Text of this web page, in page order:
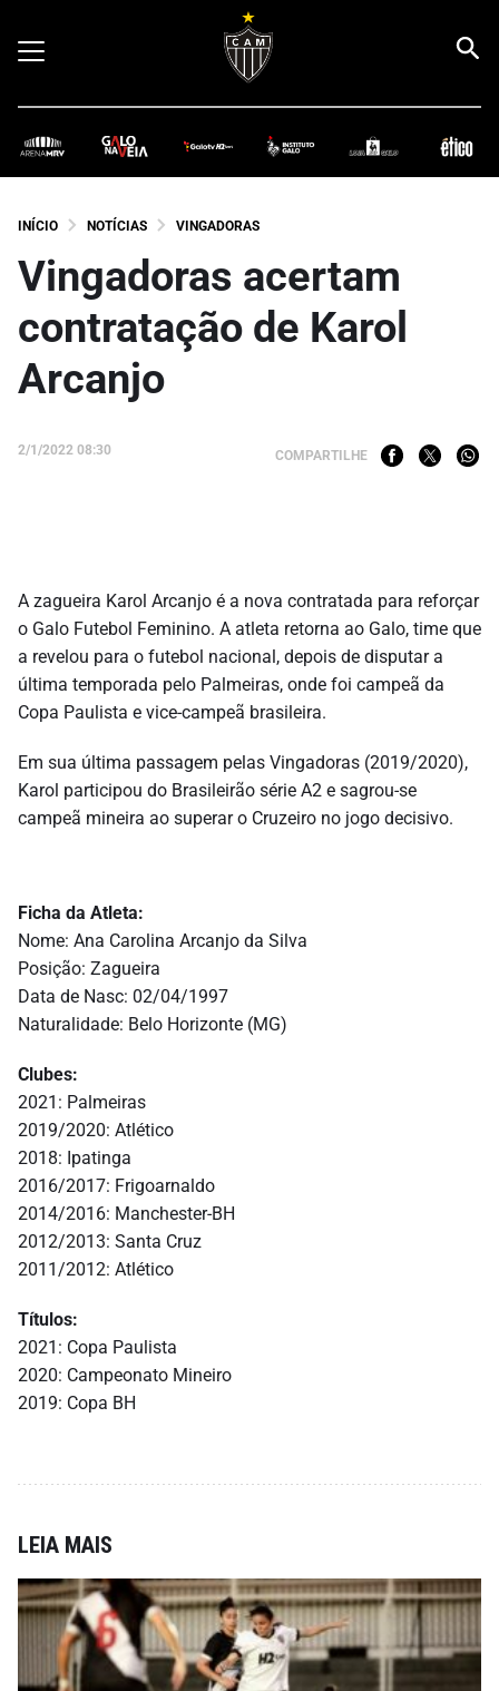
INÍCIO NOTÍCIAS VINGADORAS
Vingadoras acertam
contratação de Karol
Arcanjo
2/1/2022 08:30 COMPARTILHE
A zagueira Karol Arcanjo é a nova contratada para reforçar
o Galo Futebol Feminino. A atleta retorna ao Galo, time que
a revelou para o futebol nacional, depois de disputar a
última temporada pelo Palmeiras, onde foi campeã da
Copa Paulista e vice-campeã brasileira.
Em sua última passagem pelas Vingadoras (2019/2020),
Karol participou do Brasileirão série A2 e sagrou-se
campeã mineira ao superar o Cruzeiro no jogo decisivo.
Ficha da Atleta:
Nome: Ana Carolina Arcanjo da Silva
Posição: Zagueira
Data de Nasc: 02/04/1997
Naturalidade: Belo Horizonte (MG)
Clubes:
2021: Palmeiras
2019/2020: Atlético
2018: Ipatinga
2016/2017: Frigoarnaldo
2014/2016: Manchester-BH
2012/2013: Santa Cruz
2011/2012: Atlético
Títulos:
2021: Copa Paulista
2020: Campeonato Mineiro
2019: Copa BH
LEIA MAIS